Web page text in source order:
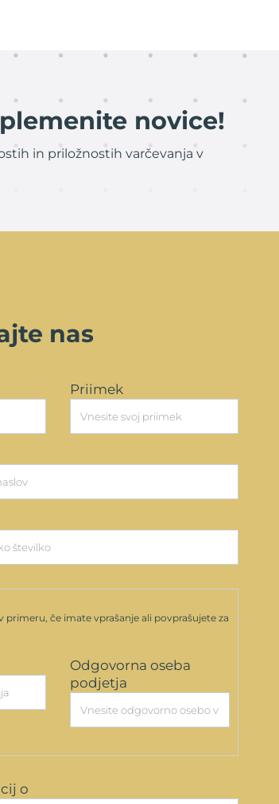
novice!
in priložnostih varčevanja v
nas
Priimek
primeru, če imate vprašanje ali povprašujete za
Odgovorna oseba
podjetja
o